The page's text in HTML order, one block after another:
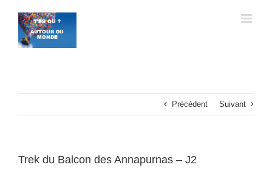
contenu
Précédent Suivant
Trek du Balcon des Annapurnas – J2